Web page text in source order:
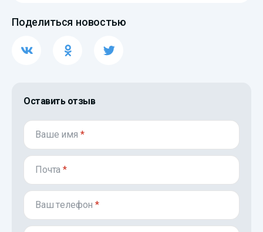
Поделиться новостью
Оставить отзыв
Ваше имя *
Почта*
Ваш телефон*